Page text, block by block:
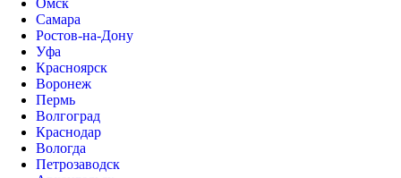
Омск
Самара
Ростов-на-Дону
Уфа
Красноярск
Воронеж
Пермь
Волгоград
Краснодар
Вологда
Петрозаводск